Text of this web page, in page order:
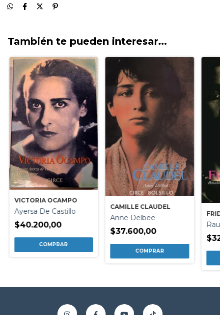
También te pueden interesar...
VICTORIA OCAMPO
Ayersa De Castillo
$40.200,00
CAMILLE CLAUDEL
Anne Delbee
$37.600,00